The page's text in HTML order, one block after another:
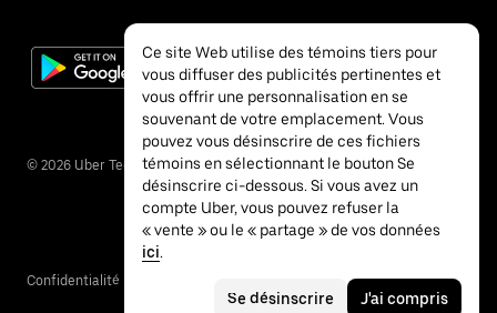
© 2026 Uber Technologies inc.
Confidentialité
Ce site Web utilise des témoins tiers pour
vous diffuser des publicités pertinentes et
vous offrir une personnalisation en se
souvenant de votre emplacement. Vous
pouvez vous désinscrire de ces fichiers
témoins en sélectionnant le bouton Se
désinscrire ci-dessous. Si vous avez un
compte Uber, vous pouvez refuser la
« vente » ou le « partage » de vos données
ici.
Se désinscrire J'ai compris